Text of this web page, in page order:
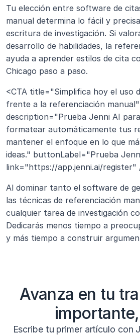
Tu elección entre software de
manual determina lo fácil y
escritura de investigación. Si
desarrollo de habilidades, la
ayuda a aprender estilos de cita
Chicago paso a paso.
<CTA title="Simplifica hoy el uso
frente a la referenciación manual"
description="Prueba Jenni AI
formatear automáticamente tus
mantener el enfoque en lo que
ideas." buttonLabel="Prueba
link="https://app.jenni.ai/register"
Al dominar tanto el software de
las técnicas de referenciación
cualquier tarea de investigación
Dedicarás menos tiempo a
y más tiempo a construir
Avanza en tu
Escribe tu primer artículo con